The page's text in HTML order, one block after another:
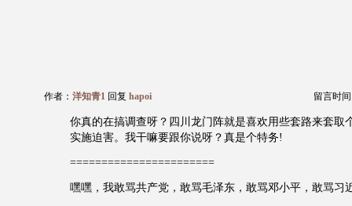
作者： 洋知青1 回复 hapoi 留言时间
你真的在搞调查呀？四川龙门阵就是喜欢用些套路来套取
实施迫害。我干嘛要跟你说呀？真是个特务!
=======================
嘿嘿，我敢骂共产党，敢骂毛泽东，敢骂邓小平，敢骂习